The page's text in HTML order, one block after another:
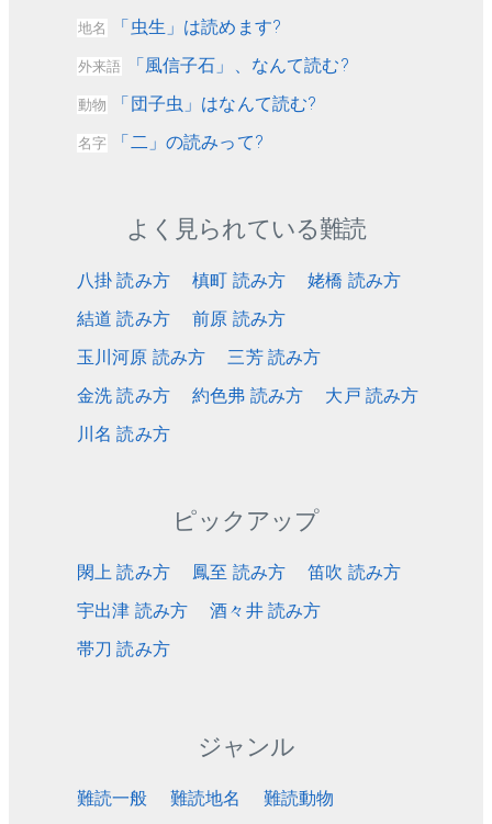
地名 「虫生」は読めます?
外来語 「風信子石」、なんて読む?
動物 「団子虫」はなんて読む?
名字 「二」の読みって?
よく見られている難読
八掛 読み方 槙町 読み方
姥橋 読み方
結道 読み方
前原 読み方
玉川河原 読み方
三芳 読み方
金洗 読み方
約色弗 読み方
大戸 読み方
川名 読み方
ピックアップ
閖上 読み方 鳳至 読み方
笛吹 読み方
宇出津 読み方
酒々井 読み方
帯刀 読み方
ジャンル
難読一般 難読地名
難読動物